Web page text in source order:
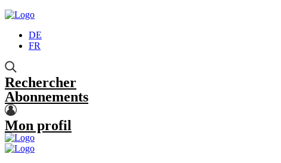
DE
FR
Rechercher
Abonnements
Mon profil